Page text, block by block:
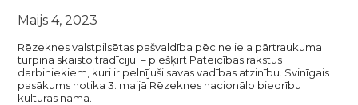
Maijs 4, 2023
Rēzeknes valstpilsētas pašvaldība pēc neliela pārtraukuma
turpina skaisto tradīciju – piešķirt Pateicības rakstus
darbiniekiem, kuri ir pelnījuši savas vadības atzinību. Svinīgais
pasākums notika 3. maijā Rēzeknes nacionālo biedrību
kultūras namā.